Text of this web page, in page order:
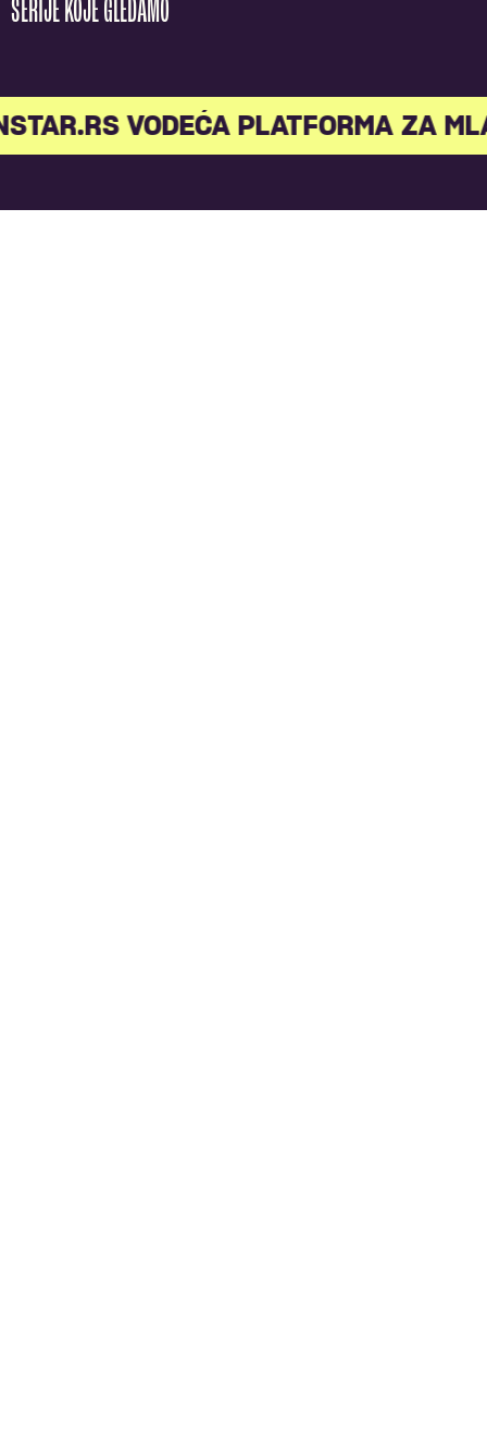
SERIJE KOJE GLEDAMO
VODEĆA PLATFORMA ZA MLADE